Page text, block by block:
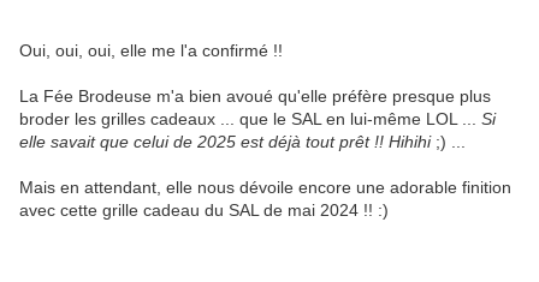
Oui, oui, oui, elle me l'a confirmé !!
La Fée Brodeuse m'a bien avoué qu'elle préfère presque plus
broder les grilles cadeaux ... que le SAL en lui-même LOL ... Si
elle savait que celui de 2025 est déjà tout prêt !! Hihihi ;) ...
Mais en attendant, elle nous dévoile encore une adorable finition
avec cette grille cadeau du SAL de mai 2024 !! :)